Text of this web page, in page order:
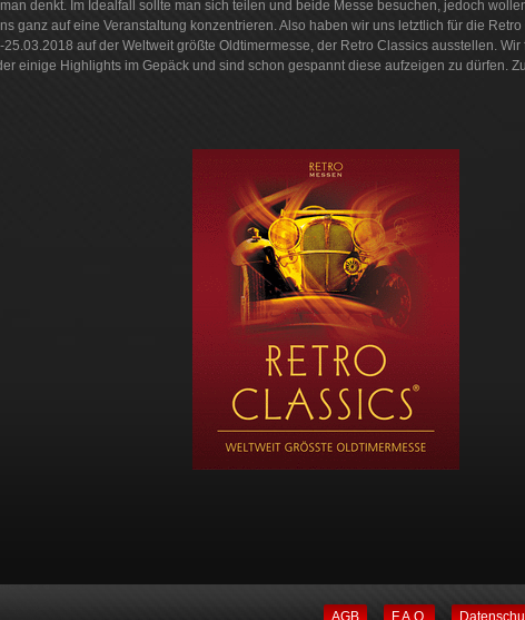
denkt. Im Idealfall sollte man sich teilen und beide Messe besuchen, jedoch
ganz auf eine Veranstaltung konzentrieren. Also haben wir uns letztlich für die
auf der Weltweit größte Oldtimermesse, der Retro Classics ausstellen.
einige Highlights im Gepäck und sind schon gespannt diese aufzeigen zu dürfen.
AGB F.A.Q.